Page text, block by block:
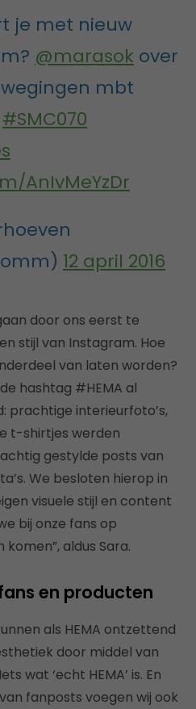
je met nieuw
@marasok over
mbt
#SMC070
AnIvMeYzDr
12 april 2016
door ons eerst te
stijl van Instagram. Hoe
van laten worden?
hashtag #HEMA al
prachtige interieurfoto’s,
t-shirtjes werden
gestylde posts van
We besloten hierop in
visuele stijl en content
bij onze fans op
aldus Sara.
en producten
als HEMA ontzettend
door middel van
wat ‘echt HEMA’ is. En
fanposts voegen wij ook